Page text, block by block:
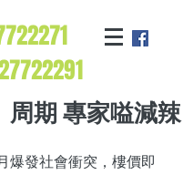
周期 專家嗌減辣
爆發社會衝突，樓價即